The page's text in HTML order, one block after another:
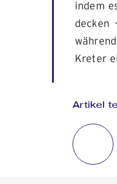
indem
decken
Kreter
Artikel